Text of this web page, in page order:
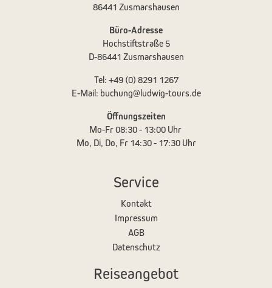
86441 Zusmarshausen
Büro-Adresse
Hochstiftstraße 5
D-86441 Zusmarshausen
Tel: +49 (0) 8291 1267
E-Mail: buchung@ludwig-tours.de
Öffnungszeiten
Mo-Fr 08:30 - 13:00 Uhr
Mo, Di, Do, Fr 14:30 - 17:30 Uhr
Service
Kontakt
Impressum
AGB
Datenschutz
Reiseangebot